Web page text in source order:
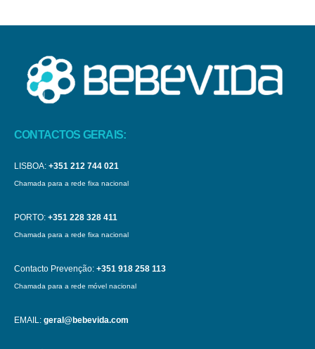
CONTACTOS GERAIS:
LISBOA: +351 212 744 021
Chamada para a rede fixa nacional
PORTO: +351 228 328 411
Chamada para a rede fixa nacional
Contacto Prevenção: +351 918 258 113
Chamada para a rede móvel nacional
EMAIL: geral@bebevida.com